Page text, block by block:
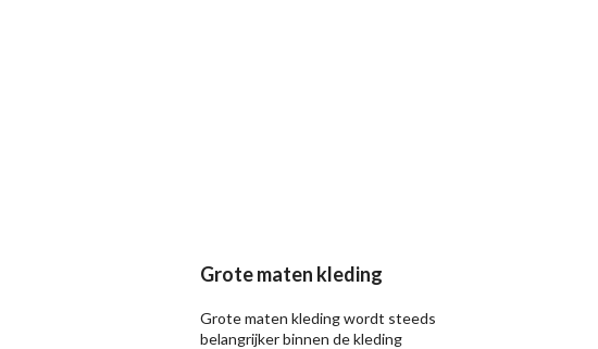
Grote maten kleding
Grote maten kleding wordt steeds
belangrijker binnen de kleding